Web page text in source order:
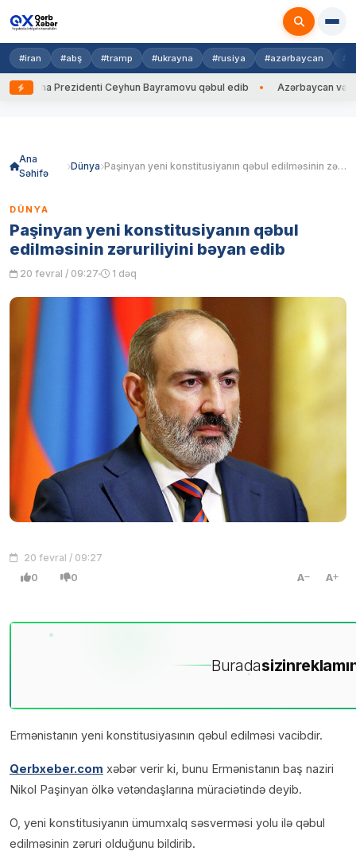
#iran #abş #tramp #ukrayna #rusiya #azərbaycan
Prezidenti Ceyhun Bayramovu qəbul edib Azərbaycan və
Ana
Səhifə
Dünya Paşinyan yeni konstitusiyanın qəbul edilməsinin zəruriliyini bəyan edib
DÜNYA
Paşinyan yeni konstitusiyanın qəbul
edilməsinin zəruriliyini bəyan edib
20 fevral / 09:27 1 dəq
20 fevral / 09:27
0 0 A A
Buradasizin
Ermənistanın yeni konstitusiyasının qəbul edilməsi vacibdir.
Qerbxeber.com xəbər verir ki, bunu Ermənistanın baş naziri
Nikol Paşinyan ölkə vətəndaşlarına müraciətində deyib.
O, yeni konstitusiyanın ümumxalq səsverməsi yolu ilə qəbul
edilməsinin zəruri olduğunu bildirib.